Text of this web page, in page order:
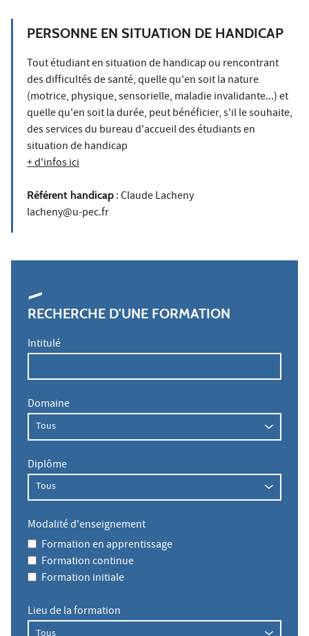
PERSONNE EN SITUATION DE HANDICAP
Tout étudiant en situation de handicap ou rencontrant
des difficultés de santé, quelle qu'en soit la nature
(motrice, physique, sensorielle, maladie invalidante...) et
quelle qu'en soit la durée, peut bénéficier, s'il le souhaite,
des services du bureau d'accueil des étudiants en
situation de handicap
+ d'infos ici
Référent handicap : Claude Lacheny
lacheny@u-pec.fr
RECHERCHE D'UNE FORMATION
Intitulé
Domaine
Diplôme
Modalité d'enseignement
Formation en apprentissage
Formation continue
Formation initiale
Lieu de la formation